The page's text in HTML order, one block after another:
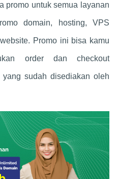
promo untuk semua layanan
domain, hosting, VPS
Promo ini bisa kamu
order dan checkout
sudah disediakan oleh